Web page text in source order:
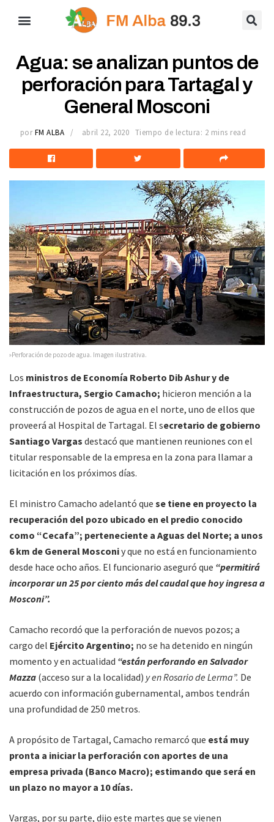
Agua: se analizan puntos de
perforación para Tartagal y
General Mosconi
por FM ALBA abril 22, 2020 Tiempo de lectura: 2 mins read
»Perforación de pozo de agua. Imagen ilustrativa.
Los ministros de Economía Roberto Dib Ashur y de
Infraestructura, Sergio Camacho; hicieron mención a la
construcción de pozos de agua en el norte, uno de ellos que
proveerá al Hospital de Tartagal. El secretario de gobierno
Santiago Vargas destacó que mantienen reuniones con el
titular responsable de la empresa en la zona para llamar a
licitación en los próximos días.
El ministro Camacho adelantó que se tiene en proyecto la
recuperación del pozo ubicado en el predio conocido
como “Cecafa”; perteneciente a Aguas del Norte; a unos
6 km de General Mosconiy que no está en funcionamiento
desde hace ocho años. El funcionario aseguró que “permitirá
incorporar un 25 por ciento más del caudal que hoy ingresa a
Mosconi”.
Camacho recordó que la perforación de nuevos pozos; a
cargo del Ejército Argentino; no se ha detenido en ningún
momento y en actualidad “están perforando en Salvador
Mazza (acceso sur a la localidad) y en Rosario de Lerma”. De
acuerdo con información gubernamental, ambos tendrán
una profundidad de 250 metros.
A propósito de Tartagal, Camacho remarcó que está muy
pronta a iniciar la perforación con aportes de una
empresa privada (Banco Macro); estimando que será en
un plazo no mayor a 10 días.
Vargas, por su parte, dijo este martes que se vienen